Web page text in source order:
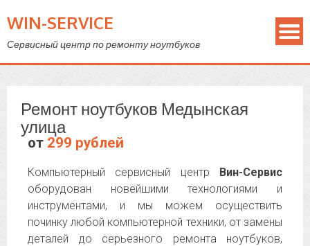
WIN-SERVICE
Сервисный центр по ремонту ноутбуков
Ремонт ноутбуков Медынская
улица
от 299 рублей
Компьютерный сервисный центр Вин-Сервис
оборудован новейшими технологиями и
инструментами, и мы можем осуществить
починку любой компьютерной техники, от замены
деталей до серьезного ремонта ноутбуков,